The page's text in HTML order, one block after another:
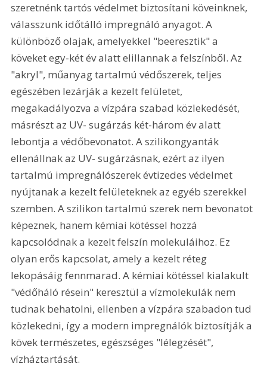
szeretnénk tartós védelmet biztosítani köveinknek,
válasszunk időtálló impregnáló anyagot. A
különböző olajak, amelyekkel "beeresztik" a
köveket egy-két év alatt elillannak a felszínből. Az
"akryl", műanyag tartalmú védőszerek, teljes
egészében lezárják a kezelt felületet,
megakadályozva a vízpára szabad közlekedését,
másrészt az UV- sugárzás két-három év alatt
lebontja a védőbevonatot. A szilikongyanták
ellenállnak az UV- sugárzásnak, ezért az ilyen
tartalmú impregnálószerek évtizedes védelmet
nyújtanak a kezelt felületeknek az egyéb szerekkel
szemben. A szilikon tartalmú szerek nem bevonatot
képeznek, hanem kémiai kötéssel hozzá
kapcsolódnak a kezelt felszín molekuláihoz. Ez
olyan erős kapcsolat, amely a kezelt réteg
lekopásáig fennmarad. A kémiai kötéssel kialakult
"védőháló résein" keresztül a vízmolekulák nem
tudnak behatolni, ellenben a vízpára szabadon tud
közlekedni, így a modern impregnálók biztosítják a
kövek természetes, egészséges "lélegzését",
vízháztartását.